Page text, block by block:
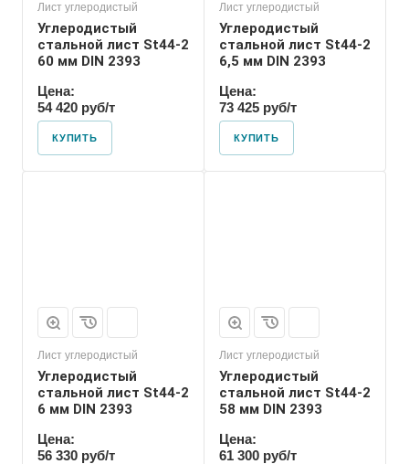
Лист углеродистый
Углеродистый
стальной лист St44-2
60 мм DIN 2393
Цена:
54 420 руб/т
КУПИТЬ
Лист углеродистый
Углеродистый
стальной лист St44-2
6,5 мм DIN 2393
Цена:
73 425 руб/т
КУПИТЬ
Лист углеродистый
Углеродистый
стальной лист St44-2
6 мм DIN 2393
Цена:
56 330 руб/т
Лист углеродистый
Углеродистый
стальной лист St44-2
58 мм DIN 2393
Цена:
61 300 руб/т